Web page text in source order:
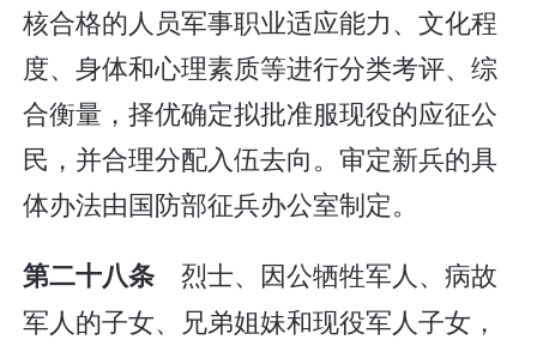
核合格的人员军事职业适应能力、文化程
度、身体和心理素质等进行分类考评、综
合衡量，择优确定拟批准服现役的应征公
民，并合理分配入伍去向。审定新兵的具
体办法由国防部征兵办公室制定。
第二十八条 烈士、因公牺牲军人、病故
军人的子女、兄弟姐妹和现役军人子女，